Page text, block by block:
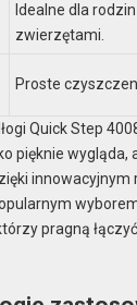
Idealne dla
zwierzętami.
Proste
Quick Step
pięknie wygląda,
pragną